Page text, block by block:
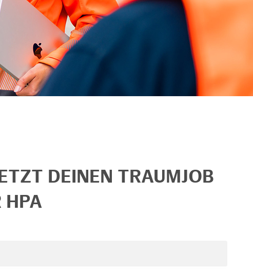
DEINEN TRAUMJOB
HPA